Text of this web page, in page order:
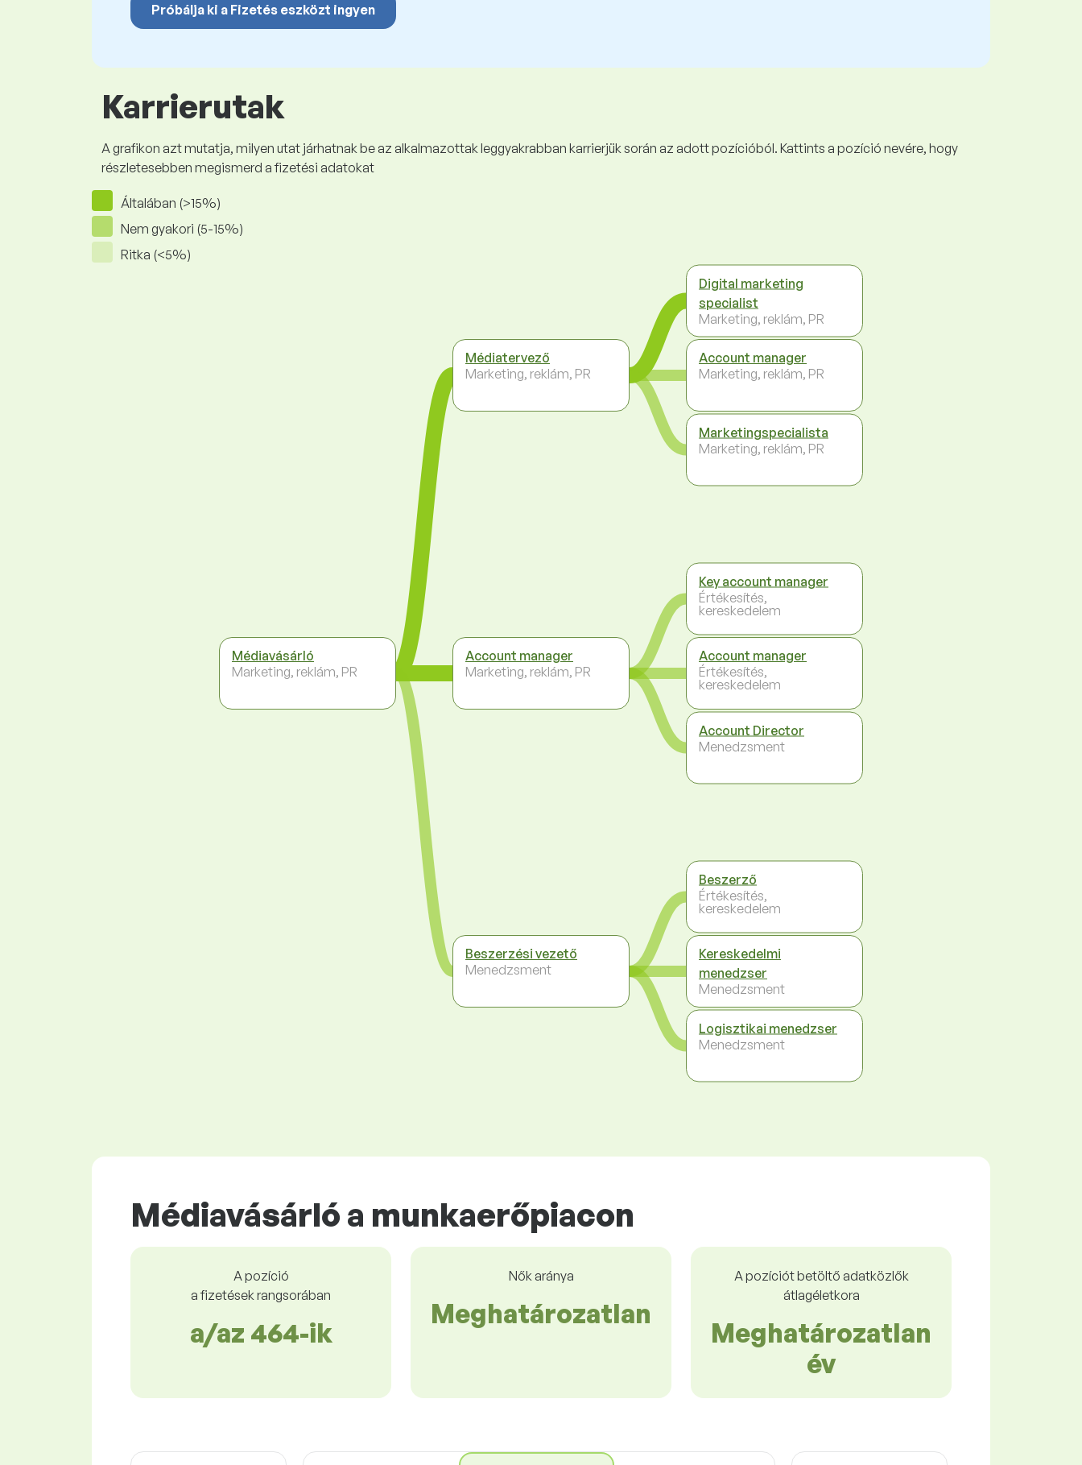
Próbálja ki a Fizetés eszközt ingyen
Karrierutak
A grafikon azt mutatja, milyen utat járhatnak be az alkalmazottak leggyakrabban karrierjük során az adott pozícióból. Kattints a pozíció nevére, hogy
részletesebben megismerd a fizetési adatokat
Általában (>15%)
Nem gyakori (5-15%)
Ritka (<5%)
Médiavásárló
Marketing, reklám, PR
Médiatervező
Marketing, reklám, PR
Account manager
Marketing, reklám, PR
Beszerzési vezető
Menedzsment
Digital marketing
specialist
Marketing, reklám, PR
Account manager
Marketing, reklám, PR
Marketingspecialista
Marketing, reklám, PR
Key account manager
Értékesítés,
kereskedelem
Account manager
Értékesítés,
kereskedelem
Account Director
Menedzsment
Beszerző
Értékesítés,
kereskedelem
Kereskedelmi
menedzser
Menedzsment
Logisztikai menedzser
Menedzsment
Médiavásárló a munkaerőpiacon
A pozíció
a fizetések rangsorában
a/az 464-ik
Nők aránya
Meghatározatlan
A pozíciót betöltő adatközlők
átlagéletkora
Meghatározatlan
év